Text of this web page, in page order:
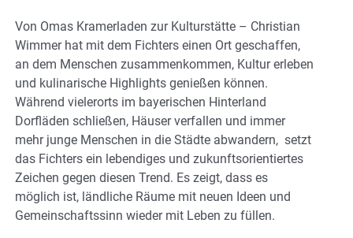
Von Omas Kramerladen zur Kulturstätte – Christian
Wimmer hat mit dem Fichters einen Ort geschaffen,
an dem Menschen zusammenkommen, Kultur erleben
und kulinarische Highlights genießen können.
Während vielerorts im bayerischen Hinterland
Dorfläden schließen, Häuser verfallen und immer
mehr junge Menschen in die Städte abwandern, setzt
das Fichters ein lebendiges und zukunftsorientiertes
Zeichen gegen diesen Trend. Es zeigt, dass es
möglich ist, ländliche Räume mit neuen Ideen und
Gemeinschaftssinn wieder mit Leben zu füllen.